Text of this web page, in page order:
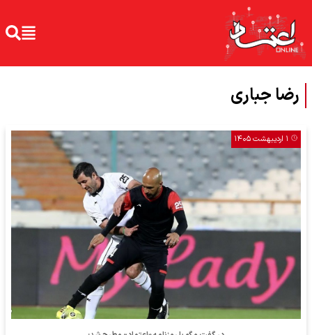
رضا جباری
۱ اردیبهشت ۱۴۰۵